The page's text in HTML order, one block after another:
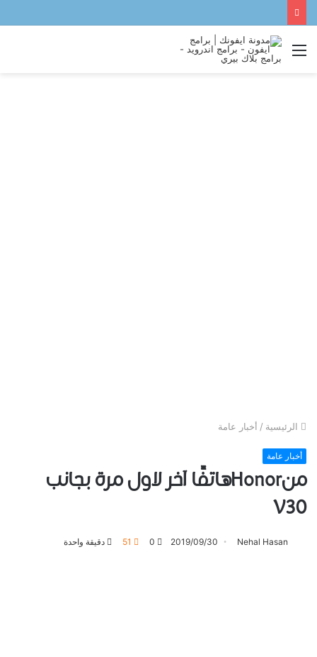
القائمة
الرئيسية / أخبار عامة
أخبار عامة
منHonorهاتفًا آخر لاول مرة بجانب
V30
Nehal Hasan
2019/09/30
0
51 دقيقة واحدة